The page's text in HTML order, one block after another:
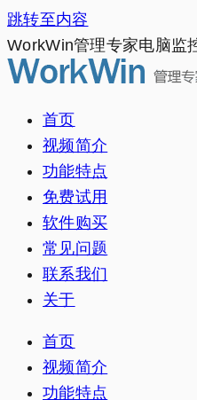
跳转至内容
WorkWin管理专家电脑监
首页
视频简介
功能特点
免费试用
软件购买
常见问题
联系我们
关于
首页
视频简介
功能特点